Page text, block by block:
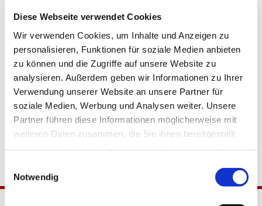
Diese Webseite verwendet Cookies
Wir verwenden Cookies, um Inhalte und Anzeigen zu
personalisieren, Funktionen für soziale Medien anbieten
zu können und die Zugriffe auf unsere Website zu
analysieren. Außerdem geben wir Informationen zu Ihrer
Verwendung unserer Website an unsere Partner für
soziale Medien, Werbung und Analysen weiter. Unsere
Partner führen diese Informationen möglicherweise mit
weiteren Daten zusammen, die Sie ihnen bereitgestellt
Notwendig